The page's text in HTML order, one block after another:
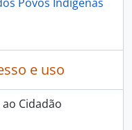
e uso
Cidadão